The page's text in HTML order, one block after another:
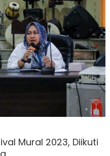
Mural 2023, Diikuti